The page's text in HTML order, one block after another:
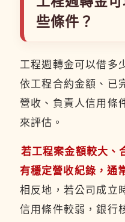
些條件？
工程週轉金可以借多
依工程合約金額、已
營收、負責人信用條
來評估。
若工程案金額較大、
有穩定營收紀錄，通
相反地，若公司成立
信用條件較弱，銀行